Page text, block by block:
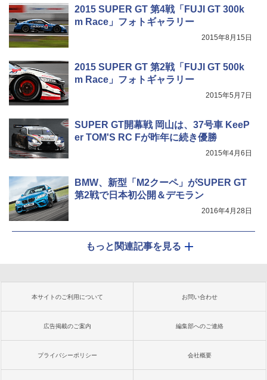
2015 SUPER GT 第4戦「FUJI GT 300k
m Race」フォトギャラリー
2015年8月15日
2015 SUPER GT 第2戦「FUJI GT 500k
m Race」フォトギャラリー
2015年5月7日
SUPER GT開幕戦 岡山は、37号車 KeeP
er TOM'S RC Fが昨年に続き優勝
2015年4月6日
BMW、新型「M2クーペ」がSUPER GT
第2戦で日本初公開＆デモラン
2016年4月28日
もっと関連記事を見る
本サイトのご利用について お問い合わせ
広告掲載のご案内 編集部へのご連絡
プライバシーポリシー 会社概要